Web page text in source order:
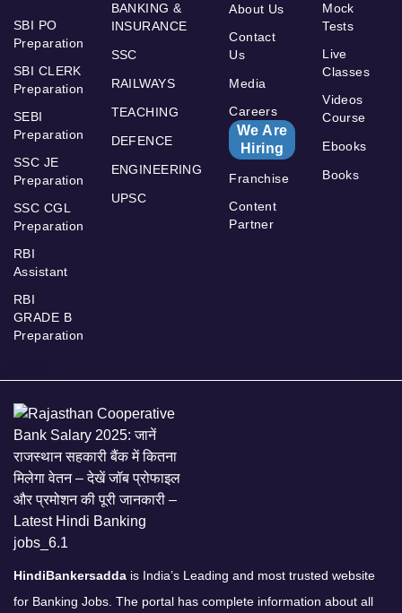
SBI PO
Preparation
SBI CLERK
Preparation
SEBI
Preparation
SSC JE
Preparation
SSC CGL
Preparation
RBI
Assistant
RBI
GRADE B
Preparation
BANKING &
INSURANCE
SSC
RAILWAYS
TEACHING
DEFENCE
ENGINEERING
UPSC
About Us
Contact
Us
Media
Careers
We Are
Hiring
Franchise
Content
Partner
Mock
Tests
Live
Classes
Videos
Course
Ebooks
Books
HindiBankersadda is India’s Leading and most trusted website
for Banking Jobs. The portal has complete information about all